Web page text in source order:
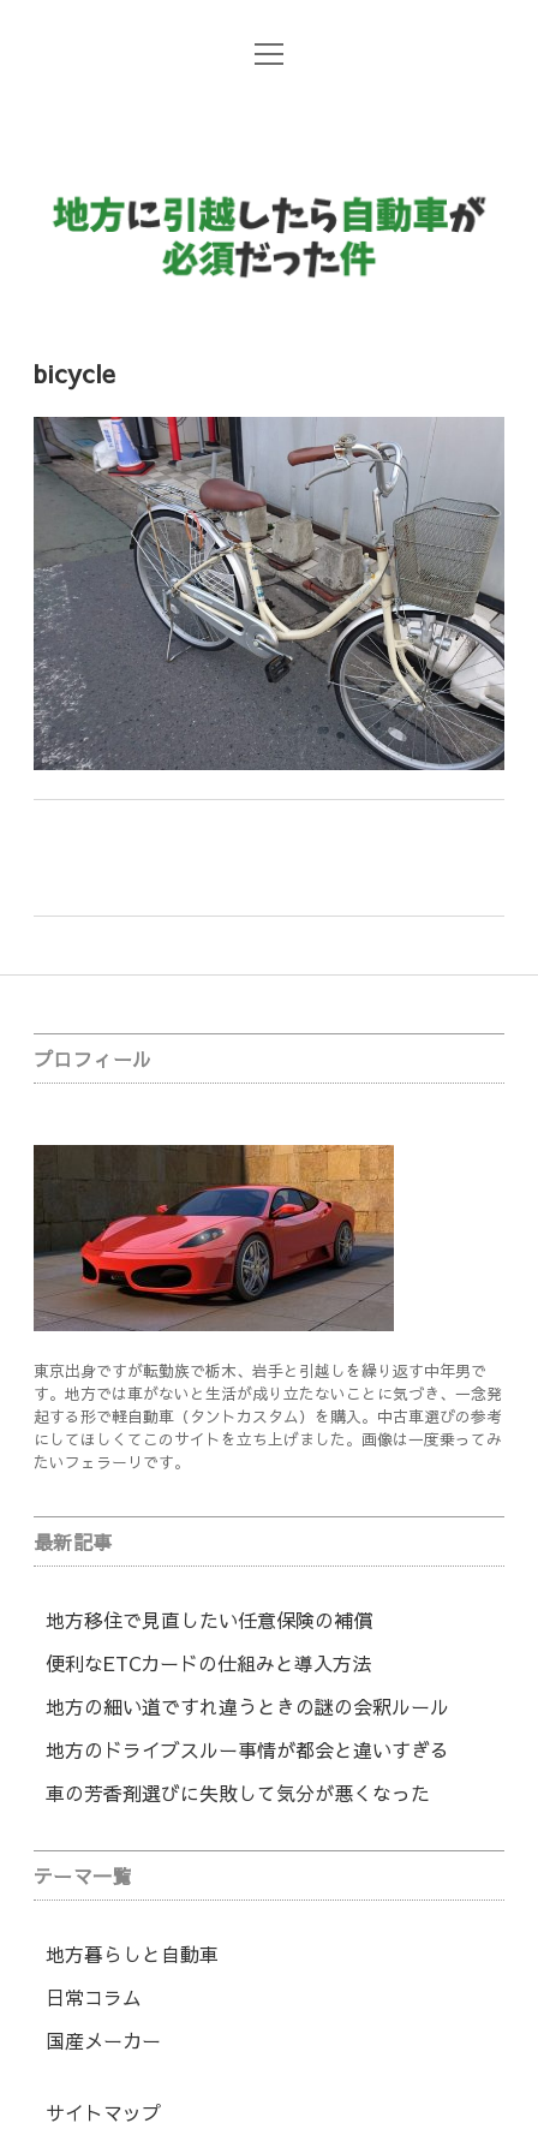
地方暮らしと自動車
国産メーカー
open
方
に
引
た
ら
自
動
車
が
必
須
だ
っ
bicycle
Sidebar
プロフィール
東京出身ですが転勤族で栃木、岩手と引越しを繰り返す中年男で
す。地方では車がないと生活が成り立たないことに気づき、一念発
起する形で軽自動車（タントカスタム）を購入。中古車選びの参考
にしてほしくてこのサイトを立ち上げました。画像は一度乗ってみ
たいフェラーリです。
最新記事
地方移住で見直したい任意保険の補償
便利なETCカードの仕組みと導入方法
地方の細い道ですれ違うときの謎の会釈ルール
地方のドライブスルー事情が都会と違いすぎる
車の芳香剤選びに失敗して気分が悪くなった
テーマ一覧
地方暮らしと自動車
日常コラム
国産メーカー
サイトマップ